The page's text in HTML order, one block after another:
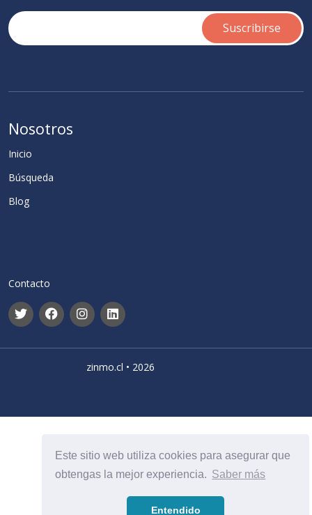
Este sitio web utiliza cookies para asegurar que
obtengas la mejor experiencia. Saber más
Entendido
Nosotros
Inicio
Búsqueda
Blog
Contacto
zinmo.cl • 2026